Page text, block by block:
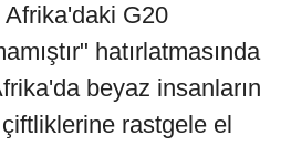
G20
hatırlatmasında
beyaz insanların
rastgele el